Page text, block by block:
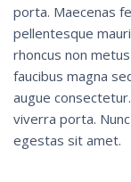
porta. Maecenas
pellentesque
rhoncus non
faucibus magna
augue
viverra porta.
egestas sit amet.